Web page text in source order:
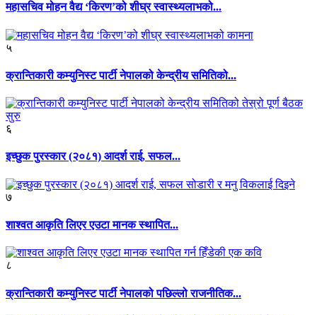
महासचिव मोहन वैद्य ‘किरण’को शीघ्र स्वास्थ्यलाभको...
५
क्रान्तिकारी कम्युनिस्ट पार्टी नेपालको केन्द्रीय समितिको...
६
इच्छुक पुरस्कार (२०८१) आदर्श राई, सफल...
७
शाश्वत आकृति लिएर एउटा मानक स्थापित...
८
क्रान्तिकारी कम्युनिस्ट पार्टी नेपालको पछिल्लो राजनीतिक...